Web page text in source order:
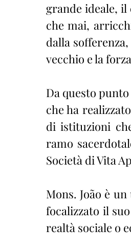
grande ideale,
che mai,
dalla
vecchio e la
Da questo
che ha
di istituzioni
ramo
Società di Vita
Mons. João è
focalizzato il
realtà sociale o